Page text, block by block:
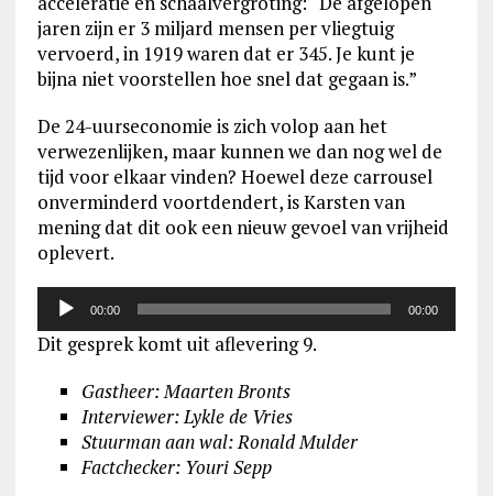
jaren zijn er 3 miljard mensen per vliegtuig
vervoerd, in 1919 waren dat er 345. Je kunt je
bijna niet voorstellen hoe snel dat gegaan is.”
De 24-uurseconomie is zich volop aan het
verwezenlijken, maar kunnen we dan nog wel de
tijd voor elkaar vinden? Hoewel deze carrousel
onverminderd voortdendert, is Karsten van
mening dat dit ook een nieuw gevoel van vrijheid
oplevert.
Audiospeler
00:00 00:00
Dit gesprek komt uit aflevering 9.
Gastheer: Maarten Bronts
Interviewer: Lykle de Vries
Stuurman aan wal:Ronald Mulder
Factchecker: Youri Sepp